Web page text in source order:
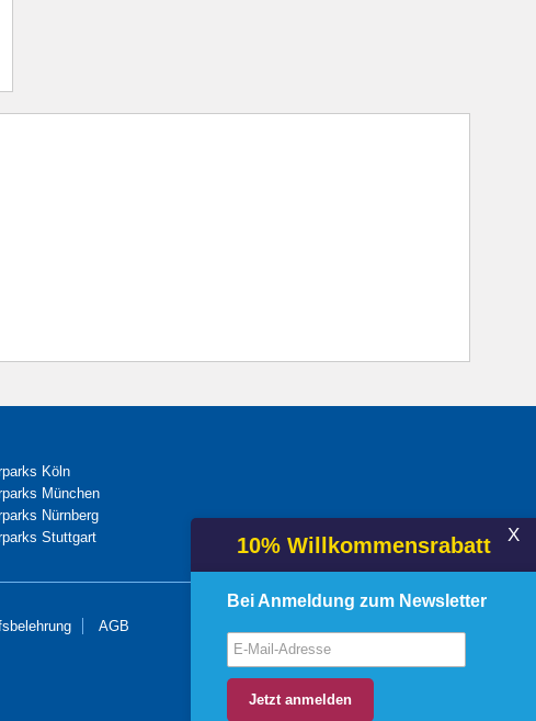
X
10% Willkommensrabatt
Bei Anmeldung zum Newsletter
Köln
München
Nürnberg
Stuttgart
AGB